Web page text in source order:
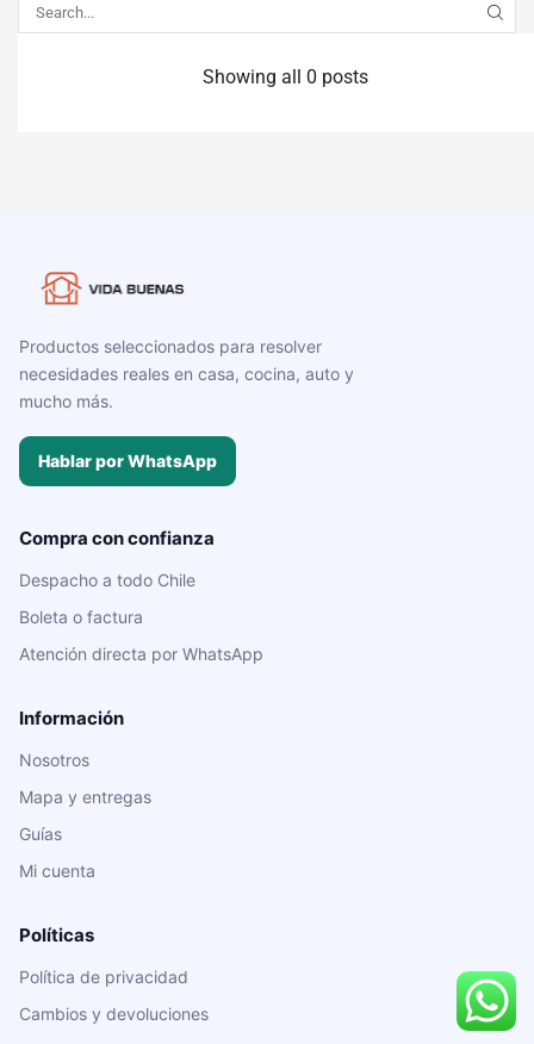
Showing all 0 posts
Productos seleccionados para resolver
necesidades reales en casa, cocina, auto y
mucho más.
Hablar por WhatsApp
Compra con confianza
Despacho a todo Chile
Boleta o factura
Atención directa por WhatsApp
Información
Nosotros
Mapa y entregas
Guías
Mi cuenta
Políticas
Política de privacidad
Cambios y devoluciones